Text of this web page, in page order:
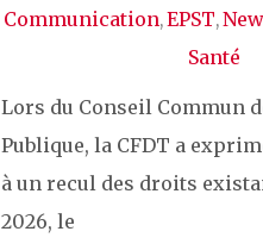
Communication,EPST,
Santé
Lors du Conseil Commun
Publique, la CFDT a
à un recul des droits
2026, le